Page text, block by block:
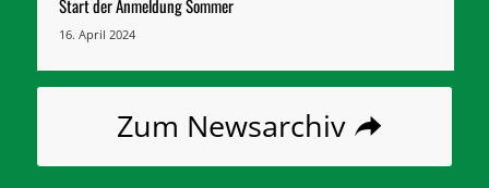
Start der Anmeldung Sommer
16. April 2024
Zum Newsarchiv